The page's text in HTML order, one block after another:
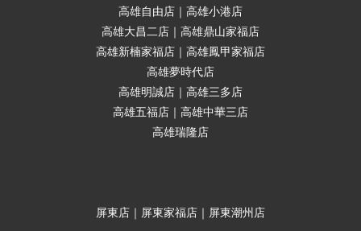
高雄自由店｜高雄小港店
高雄大昌二店｜高雄鼎山家福店
高雄新楠家福店｜高雄鳳甲家福店
高雄夢時代店
高雄明誠店｜高雄三多店
高雄五福店｜高雄中華三店
高雄瑞隆店
屏東店｜屏東家福店｜屏東潮州店